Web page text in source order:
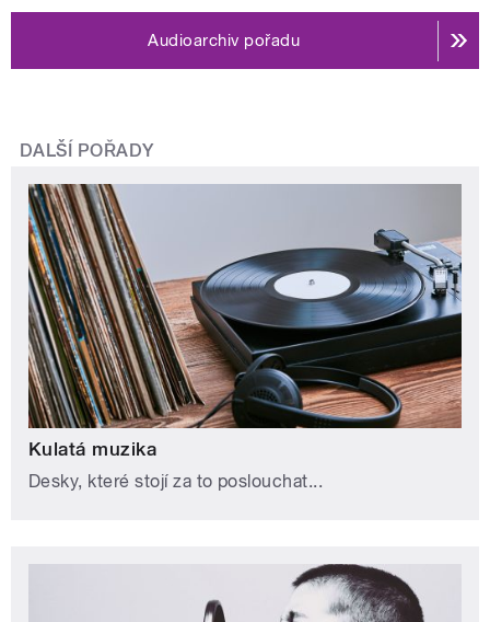
Audioarchiv pořadu
DALŠÍ POŘADY
Kulatá muzika
Desky, které stojí za to poslouchat...